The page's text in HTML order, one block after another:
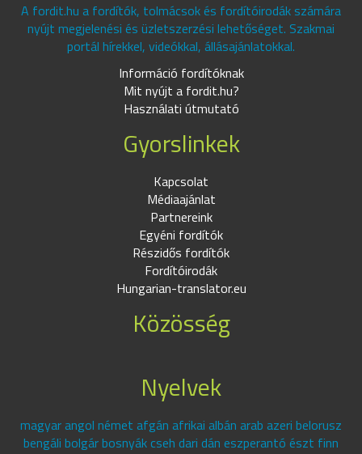
A fordit.hu a fordítók, tolmácsok és fordítóirodák számára
nyújt megjelenési és üzletszerzési lehetőséget. Szakmai
portál hírekkel, videókkal, állásajánlatokkal.
Információ fordítóknak
Mit nyújt a fordit.hu?
Használati útmutató
Gyorslinkek
Kapcsolat
Médiaajánlat
Partnereink
Egyéni fordítók
Részidős fordítók
Fordítóirodák
Hungarian-translator.eu
Közösség
Nyelvek
magyar angol német afgán afrikai albán arab azeri belorusz
bengáli bolgár bosnyák cseh dari dán eszperantó észt finn